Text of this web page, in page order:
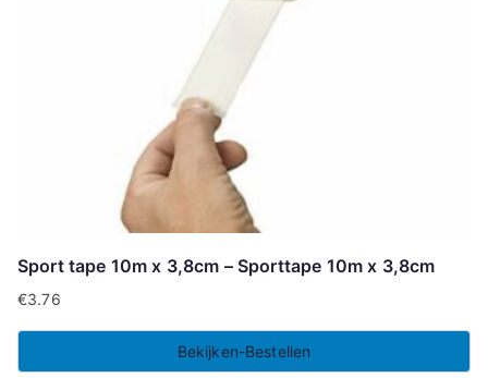
Sport tape 10m x 3,8cm – Sporttape 10m x 3,8cm
€3.76
Bekijken-Bestellen